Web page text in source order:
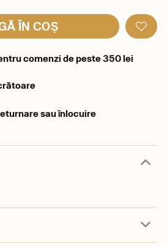
ÎN COȘ
comenzi de peste 350 lei
sau înlocuire